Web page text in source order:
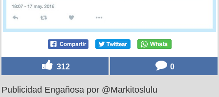
312 0
Publicidad Engañosa por @Markitoslulu